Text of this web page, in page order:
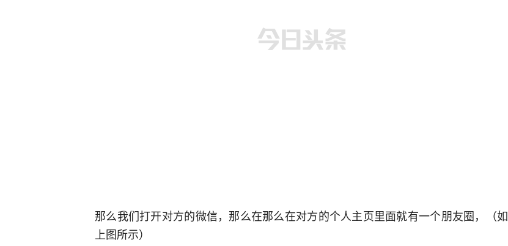
那么我们打开对方的微信，那么在那么在对方的个人主页里面就有一个朋友圈，（如
上图所示）